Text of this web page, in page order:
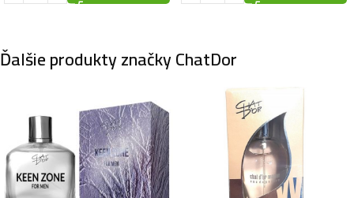
Ďalšie produkty značky ChatDor